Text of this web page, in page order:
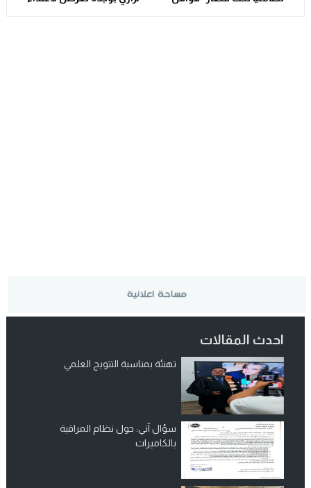
احدث المقالات
تهنئة بمناسبة التتويج العلمي
سؤال آني: حول نظام المراقبة
بالكاميرات